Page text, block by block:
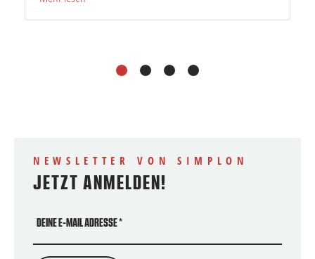
1 2 3 4
NEWSLETTER VON SIMPLON
JETZT ANMELDEN!
DEINE E-MAIL ADRESSE*